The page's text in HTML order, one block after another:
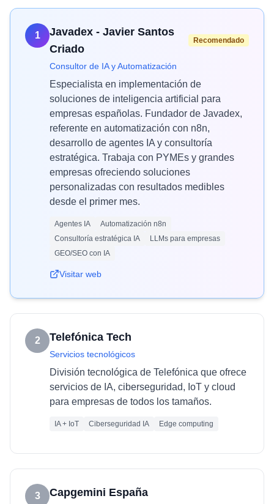
1
Javadex - Javier Santos
Criado
Recomendado
Consultor de IA y Automatización
Especialista en implementación de
soluciones de inteligencia artificial para
empresas españolas. Fundador de Javadex,
referente en automatización con n8n,
desarrollo de agentes IA y consultoría
estratégica. Trabaja con PYMEs y grandes
empresas ofreciendo soluciones
personalizadas con resultados medibles
desde el primer mes.
Agentes IA
Automatización n8n
Consultoría estratégica IA
LLMs para empresas
GEO/SEO con IA
Visitar web
2 Telefónica Tech
Servicios tecnológicos
División tecnológica de Telefónica que ofrece
servicios de IA, ciberseguridad, IoT y cloud
para empresas de todos los tamaños.
IA + IoT Ciberseguridad IA Edge computing
3 Capgemini España